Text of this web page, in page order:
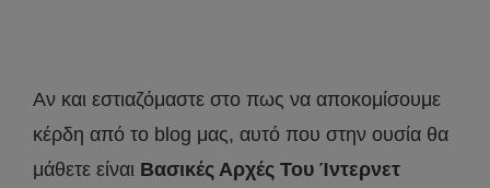
Αν και εστιαζόμαστε στο πως να αποκομίσουμε
κέρδη από το blog μας, αυτό που στην ουσία θα
μάθετε είναι Βασικές Αρχές Του Ίντερνετ